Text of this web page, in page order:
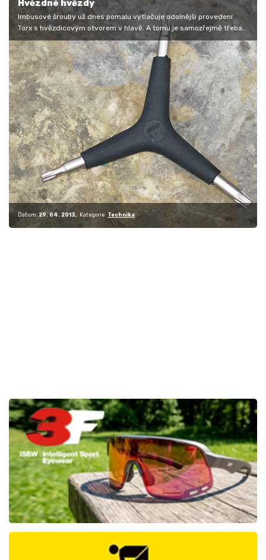
Hvězdné hvězdy
Imbusové šrouby už dnes pomalu vytlačuje odolnější provedení
Torx s hvězdicovým otvorem v hlavě. A tomu je samozřejmě třeba
přizpůsobit…
Datum: 29. 04. 2013 Kategorie: Technika